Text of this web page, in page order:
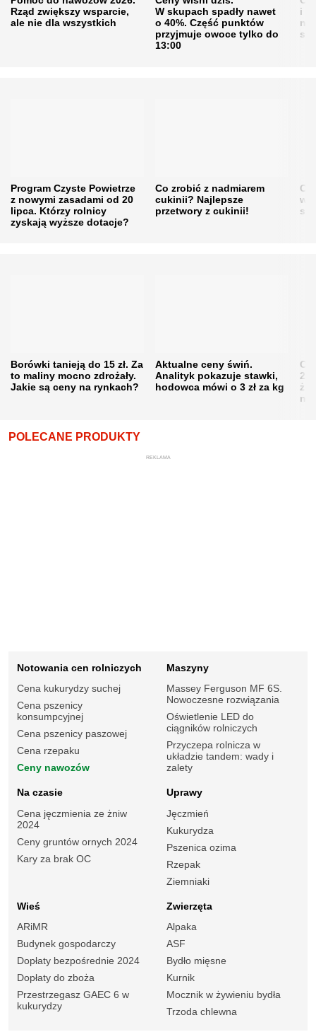
Rząd zwiększy wsparcie,
ale nie dla wszystkich
W skupach spadły nawet
o 40%. Część punktów
przyjmuje owoce tylko do
13:00
i
Program Czyste Powietrze
z nowymi zasadami od 20
lipca. Którzy rolnicy
zyskają wyższe dotacje?
Co zrobić z nadmiarem
cukinii? Najlepsze
przetwory z cukinii!
w
Borówki tanieją do 15 zł. Za
to maliny mocno zdrożały.
Jakie są ceny na rynkach?
Aktualne ceny świń.
Analityk pokazuje stawki,
hodowca mówi o 3 zł za kg
POLECANE PRODUKTY
REKLAMA
Notowania cen rolniczych
Cena kukurydzy suchej
Cena pszenicy
konsumpcyjnej
Cena pszenicy paszowej
Cena rzepaku
Ceny nawozów
Maszyny
Massey Ferguson MF 6S.
Nowoczesne rozwiązania
Oświetlenie LED do
ciągników rolniczych
Przyczepa rolnicza w
układzie tandem: wady i
zalety
Na czasie
Cena jęczmienia ze żniw
2024
Ceny gruntów ornych 2024
Kary za brak OC
Uprawy
Jęczmień
Kukurydza
Pszenica ozima
Rzepak
Ziemniaki
Wieś
ARiMR
Budynek gospodarczy
Dopłaty bezpośrednie 2024
Dopłaty do zboża
Przestrzegasz GAEC 6 w
kukurydzy
Zwierzęta
Alpaka
ASF
Bydło mięsne
Kurnik
Mocznik w żywieniu bydła
Trzoda chlewna